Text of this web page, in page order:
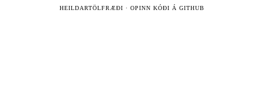
HEILDARTÖLFRÆÐI · OPINN KÓÐI Á GITHUB